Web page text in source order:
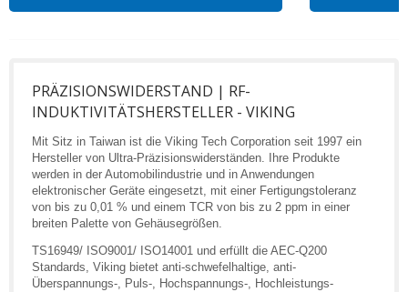
PRÄZISIONSWIDERSTAND | RF-
INDUKTIVITÄTSHERSTELLER - VIKING
Mit Sitz in Taiwan ist die Viking Tech Corporation seit 1997 ein
Hersteller von Ultra-Präzisionswiderständen. Ihre Produkte
werden in der Automobilindustrie und in Anwendungen
elektronischer Geräte eingesetzt, mit einer Fertigungstoleranz
von bis zu 0,01 % und einem TCR von bis zu 2 ppm in einer
breiten Palette von Gehäusegrößen.
TS16949/ ISO9001/ ISO14001 und erfüllt die AEC-Q200
Standards, Viking bietet anti-schwefelhaltige, anti-
Überspannungs-, Puls-, Hochspannungs-, Hochleistungs-